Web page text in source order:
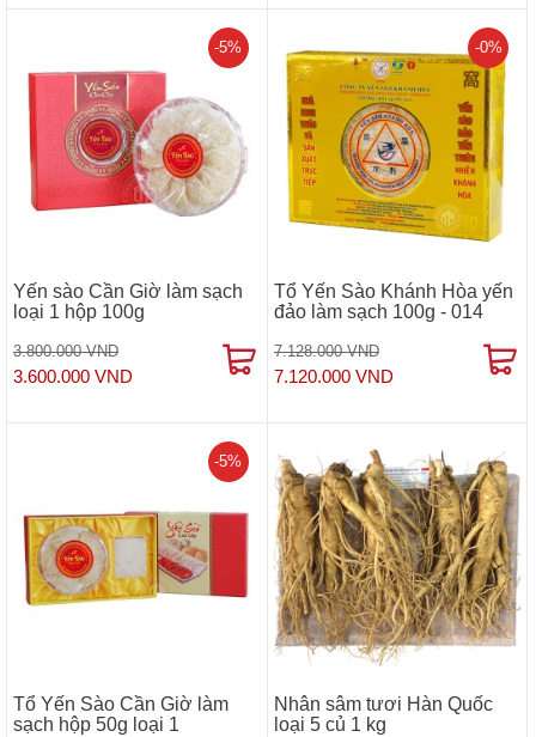
Yến sào Cần Giờ làm sạch
loại 1 hộp 100g
3.800.000 VND
3.600.000 VND
-5%
Tổ Yến Sào Khánh Hòa yến
đảo làm sạch 100g - 014
7.128.000 VND
7.120.000 VND
-0%
Tổ Yến Sào Cần Giờ làm
sạch hộp 50g loại 1
-5%
Nhân sâm tươi Hàn Quốc
loại 5 củ 1 kg